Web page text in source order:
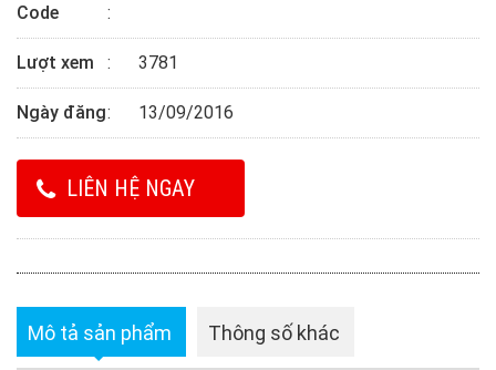
Code
Lượt xem 3781
Ngày đăng 13/09/2016
LIÊN HỆ NGAY
Mô tả sản phẩm Thông số khác